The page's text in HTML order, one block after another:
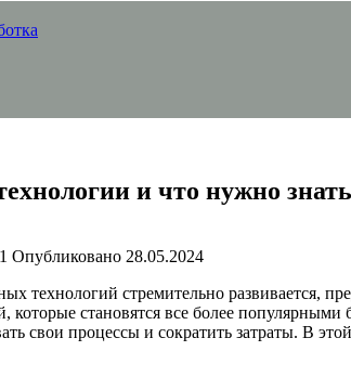
и что нужно
Опубликовано 28.05.2024
технологий стремительно развивается,
которые становятся все более
свои процессы и сократить затраты. В